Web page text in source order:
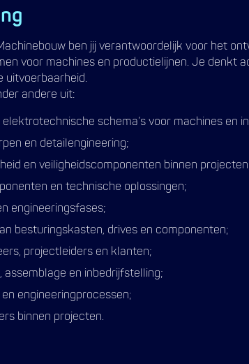
ben jij verantwoordelijk voor het
voor machines en productielijnen. Je denkt
uitvoerbaarheid.
andere uit:
schema’s voor machines en
en detailengineering;
en veiligheidscomponenten binnen
en technische oplossingen;
engineeringsfases;
besturingskasten, drives en componenten;
projectleiders en klanten;
assemblage en inbedrijfstelling;
engineeringprocessen;
binnen projecten.